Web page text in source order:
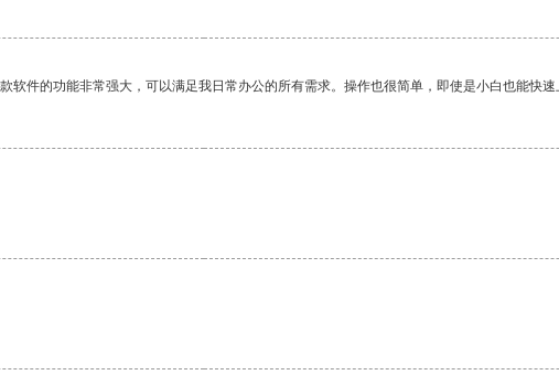
件的功能非常强大，可以满足我日常办公的所有需求。操作也很简单，即使是小白也能快速